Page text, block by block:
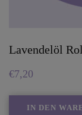
Lavendelöl
€7,20
IN DEN